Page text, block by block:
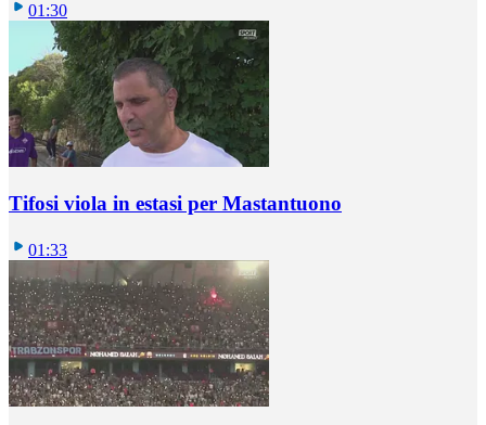
01:30
Tifosi viola in estasi per Mastantuono
01:33